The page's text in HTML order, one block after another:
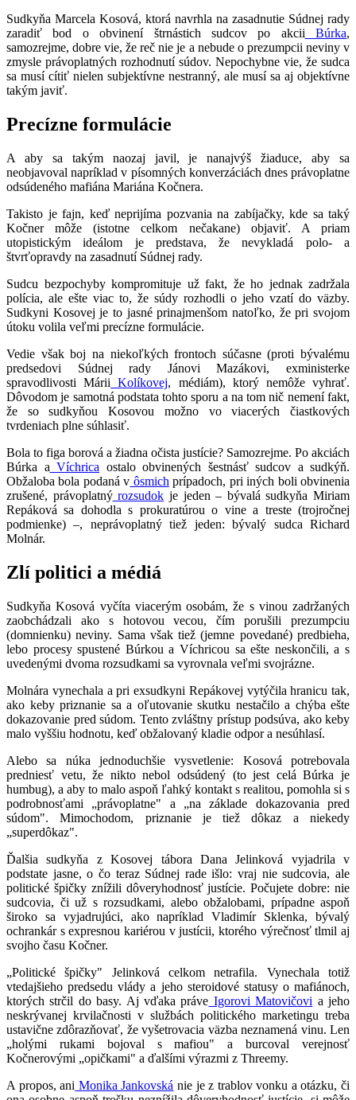
Sudkyňa Marcela Kosová, ktorá navrhla na zasadnutie Súdnej rady
zaradiť bod o obvinení štrnástich sudcov po akcii Búrka,
samozrejme, dobre vie, že reč nie je a nebude o prezumpcii neviny v
zmysle právoplatných rozhodnutí súdov. Nepochybne vie, že sudca
sa musí cítiť nielen subjektívne nestranný, ale musí sa aj objektívne
takým javiť.
Precízne formulácie
A aby sa takým naozaj javil, je nanajvýš žiaduce, aby sa
neobjavoval napríklad v písomných konverzáciách dnes právoplatne
odsúdeného mafiána Mariána Kočnera.
Takisto je fajn, keď neprijíma pozvania na zabíjačky, kde sa taký
Kočner môže (istotne celkom nečakane) objaviť. A priam
utopistickým ideálom je predstava, že nevykladá polo- a
štvrťopravdy na zasadnutí Súdnej rady.
Sudcu bezpochyby kompromituje už fakt, že ho jednak zadržala
polícia, ale ešte viac to, že súdy rozhodli o jeho vzatí do väzby.
Sudkyni Kosovej je to jasné prinajmenšom natoľko, že pri svojom
útoku volila veľmi precízne formulácie.
Vedie však boj na niekoľkých frontoch súčasne (proti bývalému
predsedovi Súdnej rady Jánovi Mazákovi, exministerke
spravodlivosti Márii Kolíkovej, médiám), ktorý nemôže vyhrať.
Dôvodom je samotná podstata tohto sporu a na tom nič nemení fakt,
že so sudkyňou Kosovou možno vo viacerých čiastkových
tvrdeniach plne súhlasiť.
Bola to figa borová a žiadna očista justície? Samozrejme. Po akciách
Búrka a Víchrica ostalo obvinených šestnásť sudcov a sudkýň.
Obžaloba bola podaná v ôsmich prípadoch, pri iných boli obvinenia
zrušené, právoplatnýrozsudok je jeden – bývalá sudkyňa Miriam
Repáková sa dohodla s prokuratúrou o vine a treste (trojročnej
podmienke) –, neprávoplatný tiež jeden: bývalý sudca Richard
Molnár.
Zlí politici a médiá
Sudkyňa Kosová vyčíta viacerým osobám, že s vinou zadržaných
zaobchádzali ako s hotovou vecou, čím porušili prezumpciu
(domnienku) neviny. Sama však tiež (jemne povedané) predbieha,
lebo procesy spustené Búrkou a Víchricou sa ešte neskončili, a s
uvedenými dvoma rozsudkami sa vyrovnala veľmi svojrázne.
Molnára vynechala a pri exsudkyni Repákovej vytýčila hranicu tak,
ako keby priznanie sa a oľutovanie skutku nestačilo a chýba ešte
dokazovanie pred súdom. Tento zvláštny prístup podsúva, ako keby
malo vyššiu hodnotu, keď obžalovaný kladie odpor a nesúhlasí.
Alebo sa núka jednoduchšie vysvetlenie: Kosová potrebovala
predniesť vetu, že nikto nebol odsúdený (to jest celá Búrka je
humbug), a aby to malo aspoň ľahký kontakt s realitou, pomohla si s
podrobnosťami „právoplatne" a „na základe dokazovania pred
súdom". Mimochodom, priznanie je tiež dôkaz a niekedy
„superdôkaz".
Ďalšia sudkyňa z Kosovej tábora Dana Jelinková vyjadrila v
podstate jasne, o čo teraz Súdnej rade išlo: vraj nie sudcovia, ale
politické špičky znížili dôveryhodnosť justície. Počujete dobre: nie
sudcovia, či už s rozsudkami, alebo obžalobami, prípadne aspoň
široko sa vyjadrujúci, ako napríklad Vladimír Sklenka, bývalý
ochrankár s expresnou kariérou v justícii, ktorého výrečnosť tlmil aj
svojho času Kočner.
„Politické špičky" Jelinková celkom netrafila. Vynechala totiž
vtedajšieho predsedu vlády a jeho steroidové statusy o mafiánoch,
ktorých strčil do basy. Aj vďaka práve Igorovi Matovičovi a jeho
neskrývanej krvilačnosti v službách politického marketingu treba
ustavične zdôrazňovať, že vyšetrovacia väzba neznamená vinu. Len
„holými rukami bojoval s mafiou" a burcoval verejnosť
Kočnerovými „opičkami" a ďalšími výrazmi z Threemy.
A propos, ani Monika Jankovská nie je z trablov vonku a otázku, či